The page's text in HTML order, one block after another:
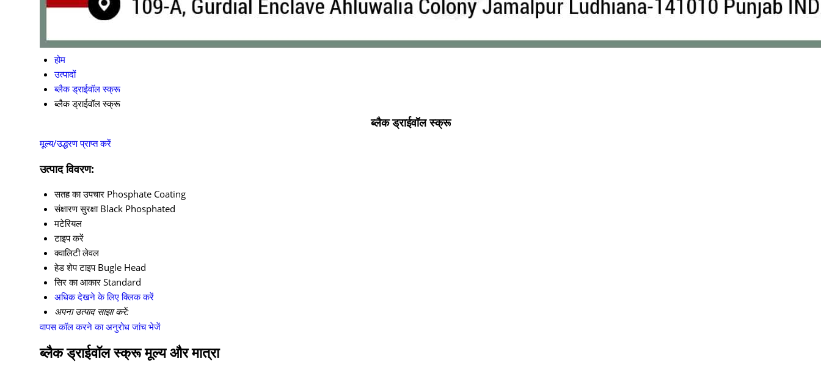
होम
उत्पादों
ब्लैक ड्राईवॉल स्क्रू
ब्लैक ड्राईवॉल स्क्रू
ब्लैक ड्राईवॉल स्क्रू
मूल्य/उद्धरण प्राप्त करें
उत्पाद विवरण:
सतह का उपचार Phosphate Coating
संक्षारण सुरक्षा Black Phosphated
मटेरियल
टाइप करें
क्वालिटी लेवल
हेड शेप टाइप Bugle Head
सिर का आकार Standard
अधिक देखने के लिए क्लिक करें
अपना उत्पाद साझा करें:
वापस कॉल करने का अनुरोध जांच भेजें
ब्लैक ड्राईवॉल स्क्रू मूल्य और मात्रा